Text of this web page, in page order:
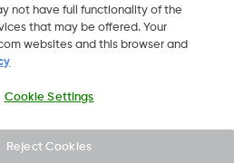
not have full functionality of the
that may be offered. Your
websites and this browser and
Cookie Settings
Reject Cookies